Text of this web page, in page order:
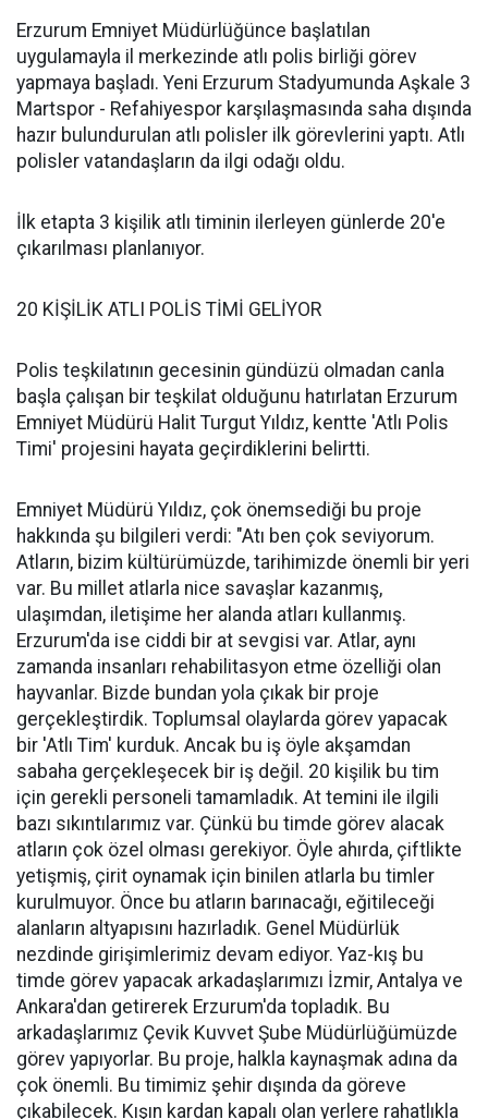
Erzurum Emniyet Müdürlüğünce başlatılan
uygulamayla il merkezinde atlı polis birliği görev
yapmaya başladı. Yeni Erzurum Stadyumunda Aşkale 3
Martspor - Refahiyespor karşılaşmasında saha dışında
hazır bulundurulan atlı polisler ilk görevlerini yaptı. Atlı
polisler vatandaşların da ilgi odağı oldu.
İlk etapta 3 kişilik atlı timinin ilerleyen günlerde 20'e
çıkarılması planlanıyor.
20 KİŞİLİK ATLI POLİS TİMİ GELİYOR
Polis teşkilatının gecesinin gündüzü olmadan canla
başla çalışan bir teşkilat olduğunu hatırlatan Erzurum
Emniyet Müdürü Halit Turgut Yıldız, kentte 'Atlı Polis
Timi' projesini hayata geçirdiklerini belirtti.
Emniyet Müdürü Yıldız, çok önemsediği bu proje
hakkında şu bilgileri verdi: "Atı ben çok seviyorum.
Atların, bizim kültürümüzde, tarihimizde önemli bir yeri
var. Bu millet atlarla nice savaşlar kazanmış,
ulaşımdan, iletişime her alanda atları kullanmış.
Erzurum'da ise ciddi bir at sevgisi var. Atlar, aynı
zamanda insanları rehabilitasyon etme özelliği olan
hayvanlar. Bizde bundan yola çıkak bir proje
gerçekleştirdik. Toplumsal olaylarda görev yapacak
bir 'Atlı Tim' kurduk. Ancak bu iş öyle akşamdan
sabaha gerçekleşecek bir iş değil. 20 kişilik bu tim
için gerekli personeli tamamladık. At temini ile ilgili
bazı sıkıntılarımız var. Çünkü bu timde görev alacak
atların çok özel olması gerekiyor. Öyle ahırda, çiftlikte
yetişmiş, çirit oynamak için binilen atlarla bu timler
kurulmuyor. Önce bu atların barınacağı, eğitileceği
alanların altyapısını hazırladık. Genel Müdürlük
nezdinde girişimlerimiz devam ediyor. Yaz-kış bu
timde görev yapacak arkadaşlarımızı İzmir, Antalya ve
Ankara'dan getirerek Erzurum'da topladık. Bu
arkadaşlarımız Çevik Kuvvet Şube Müdürlüğümüzde
görev yapıyorlar. Bu proje, halkla kaynaşmak adına da
çok önemli. Bu timimiz şehir dışında da göreve
çıkabilecek. Kışın kardan kapalı olan yerlere rahatlıkla